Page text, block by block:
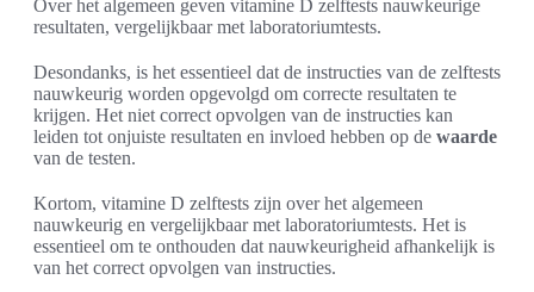
Over het algemeen geven vitamine D zelftests nauwkeurige
resultaten, vergelijkbaar met laboratoriumtests.
Desondanks, is het essentieel dat de instructies van de zelftests
nauwkeurig worden opgevolgd om correcte resultaten te
krijgen. Het niet correct opvolgen van de instructies kan
leiden tot onjuiste resultaten en invloed hebben op de waarde
van de testen.
Kortom, vitamine D zelftests zijn over het algemeen
nauwkeurig en vergelijkbaar met laboratoriumtests. Het is
essentieel om te onthouden dat nauwkeurigheid afhankelijk is
van het correct opvolgen van instructies.